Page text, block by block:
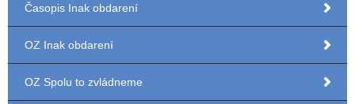
Časopis Inak obdarení
OZ Inak obdarení
OZ Spolu to zvládneme